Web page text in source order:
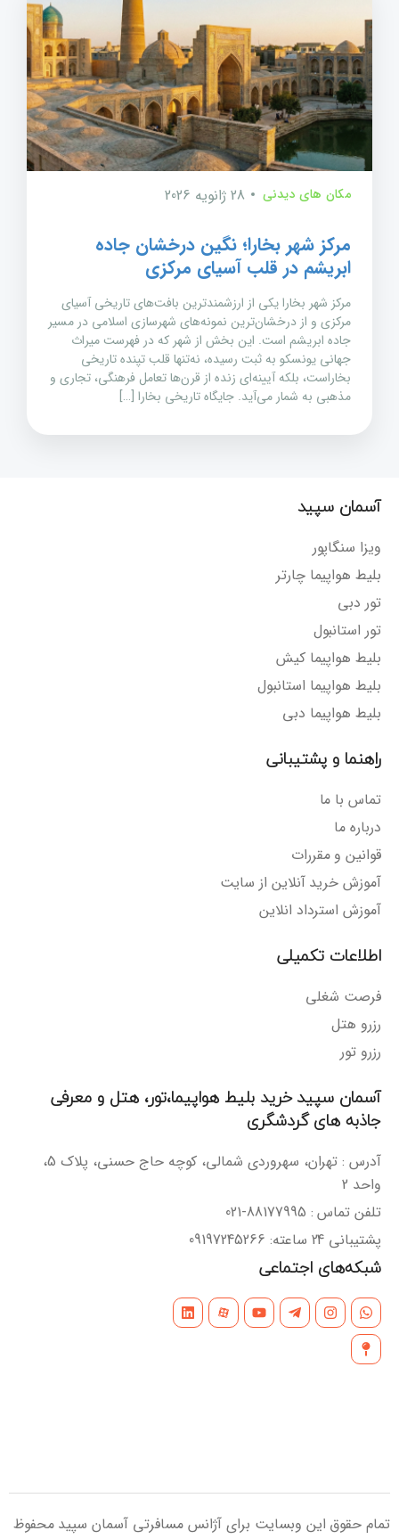
مکان های دیدنی 28 ژانویه 2026
مرکز شهر بخارا؛ نگین درخشان جاده
ابریشم در قلب آسیای مرکزی
مرکز شهر بخارا یکی از ارزشمندترین بافت‌های تاریخی آسیای
مرکزی و از درخشان‌ترین نمونه‌های شهرسازی اسلامی در مسیر
جاده ابریشم است. این بخش از شهر که در فهرست میراث
جهانی یونسکو به ثبت رسیده، نه‌تنها قلب تپنده تاریخی
بخاراست، بلکه آیینه‌ای زنده از قرن‌ها تعامل فرهنگی، تجاری و
مذهبی به شمار می‌آید. جایگاه تاریخی بخارا […]
آسمان سپید
ویزا سنگاپور
بلیط هواپیما چارتر
تور دبی
تور استانبول
بلیط هواپیما کیش
بلیط هواپیما استانبول
بلیط هواپیما دبی
راهنما و پشتیبانی
تماس با ما
درباره ما
قوانین و مقررات
آموزش خرید آنلاین از سایت
آموزش استرداد انلاین
اطلاعات تکمیلی
فرصت شغلی
رزرو هتل
رزرو تور
آسمان سپید خرید بلیط هواپیما،تور، هتل و معرفی
جاذبه های گردشگری
آدرس : تهران، سهروردی شمالی، کوچه حاج حسنی، پلاک 5،
واحد 2
تلفن تماس : 88177995-021
پشتیبانی 24 ساعته: 09197245266
شبکه‌های اجتماعی
تمام حقوق این وبسایت برای آژانس مسافرتی آسمان سپید محفوظ